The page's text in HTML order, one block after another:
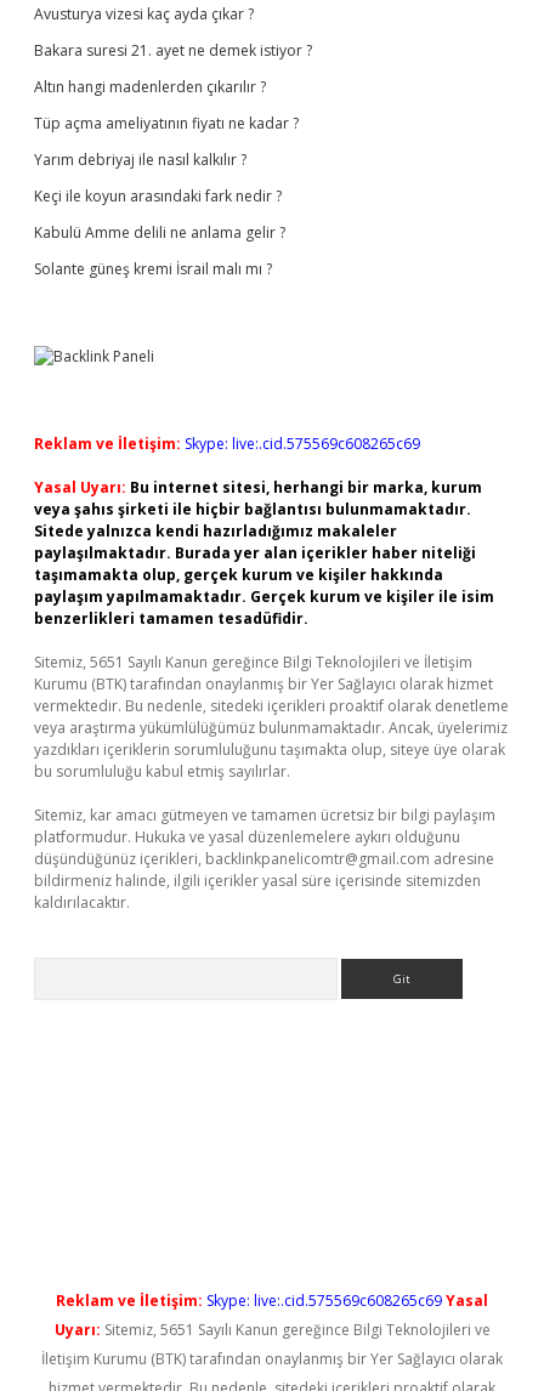
Avusturya vizesi kaç ayda çıkar ?
Bakara suresi 21. ayet ne demek istiyor ?
Altın hangi madenlerden çıkarılır ?
Tüp açma ameliyatının fiyatı ne kadar ?
Yarım debriyaj ile nasıl kalkılır ?
Keçi ile koyun arasındaki fark nedir ?
Kabulü Amme delili ne anlama gelir ?
Solante güneş kremi İsrail malı mı ?
Reklam ve İletişim: Skype: live:.cid.575569c608265c69
Yasal Uyarı: Bu internet sitesi, herhangi bir marka, kurum
veya şahıs şirketi ile hiçbir bağlantısı bulunmamaktadır.
Sitede yalnızca kendi hazırladığımız makaleler
paylaşılmaktadır. Burada yer alan içerikler haber niteliği
taşımamakta olup, gerçek kurum ve kişiler hakkında
paylaşım yapılmamaktadır. Gerçek kurum ve kişiler ile isim
benzerlikleri tamamen tesadüfidir.
Sitemiz, 5651 Sayılı Kanun gereğince Bilgi Teknolojileri ve İletişim
Kurumu (BTK) tarafından onaylanmış bir Yer Sağlayıcı olarak hizmet
vermektedir. Bu nedenle, sitedeki içerikleri proaktif olarak denetleme
veya araştırma yükümlülüğümüz bulunmamaktadır. Ancak, üyelerimiz
yazdıkları içeriklerin sorumluluğunu taşımakta olup, siteye üye olarak
bu sorumluluğu kabul etmiş sayılırlar.
Sitemiz, kar amacı gütmeyen ve tamamen ücretsiz bir bilgi paylaşım
platformudur. Hukuka ve yasal düzenlemelere aykırı olduğunu
düşündüğünüz içerikleri, backlinkpanelicomtr@gmail.com adresine
bildirmeniz halinde, ilgili içerikler yasal süre içerisinde sitemizden
kaldırılacaktır.
Reklam ve İletişim: Skype: live:.cid.575569c608265c69Yasal
Uyarı: Sitemiz, 5651 Sayılı Kanun gereğince Bilgi Teknolojileri ve
İletişim Kurumu (BTK) tarafından onaylanmış bir Yer Sağlayıcı olarak